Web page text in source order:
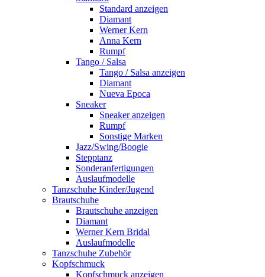
Standard anzeigen
Diamant
Werner Kern
Anna Kern
Rumpf
Tango / Salsa
Tango / Salsa anzeigen
Diamant
Nueva Epoca
Sneaker
Sneaker anzeigen
Rumpf
Sonstige Marken
Jazz/Swing/Boogie
Stepptanz
Sonderanfertigungen
Auslaufmodelle
Tanzschuhe Kinder/Jugend
Brautschuhe
Brautschuhe anzeigen
Diamant
Werner Kern Bridal
Auslaufmodelle
Tanzschuhe Zubehör
Kopfschmuck
Kopfschmuck anzeigen